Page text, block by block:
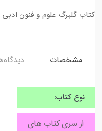
کتاب گلبرگ علوم و فنون ادبی
مشخصات
نوع کتاب:
از سری کتاب های